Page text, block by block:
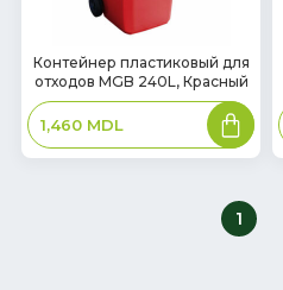
В
наличии
Контейнер пластиковый для
отходов MGB 240L, Красный
1,460 MDL
В
корзину
1